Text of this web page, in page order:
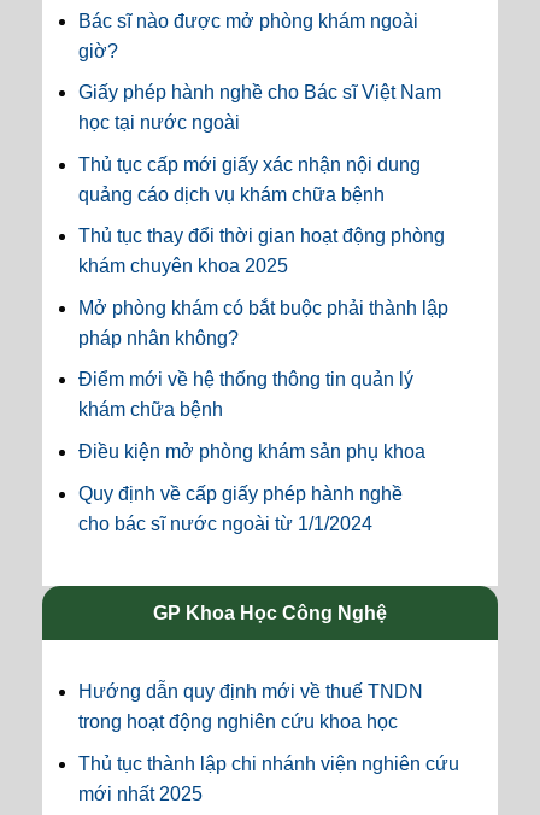
Bác sĩ nào được mở phòng khám ngoài
giờ?
Giấy phép hành nghề cho Bác sĩ Việt Nam
học tại nước ngoài
Thủ tục cấp mới giấy xác nhận nội dung
quảng cáo dịch vụ khám chữa bệnh
Thủ tục thay đổi thời gian hoạt động phòng
khám chuyên khoa 2025
Mở phòng khám có bắt buộc phải thành lập
pháp nhân không?
Điểm mới về hệ thống thông tin quản lý
khám chữa bệnh
Điều kiện mở phòng khám sản phụ khoa
Quy định về cấp giấy phép hành nghề
cho bác sĩ nước ngoài từ 1/1/2024
GP Khoa Học Công Nghệ
Hướng dẫn quy định mới về thuế TNDN
trong hoạt động nghiên cứu khoa học
Thủ tục thành lập chi nhánh viện nghiên cứu
mới nhất 2025